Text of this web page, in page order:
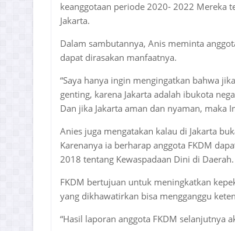
keanggotaan periode 2020- 2022 Mereka
Jakarta.
Dalam sambutannya, Anis meminta
dapat dirasakan manfaatnya.
“Saya hanya ingin mengingatkan bahwa
genting, karena Jakarta adalah ibukota
Dan jika Jakarta aman dan nyaman, maka
Anies juga mengatakan kalau di Jakarta
Karenanya ia berharap anggota FKDM
2018 tentang Kewaspadaan Dini di Daerah.
FKDM bertujuan untuk meningkatkan
yang dikhawatirkan bisa mengganggu
“Hasil laporan anggota FKDM selanjutnya